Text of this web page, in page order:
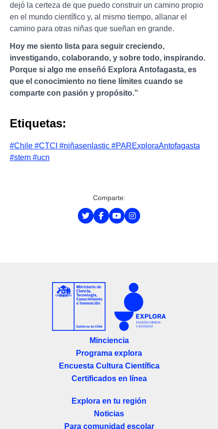
dejó la certeza de que puedo construir un camino propio
en el mundo científico y, al mismo tiempo, allanar el
camino para otras niñas que sueñan en grande.
Hoy me siento lista para seguir creciendo,
investigando, colaborando, y sobre todo, inspirando.
Porque si algo me enseñó Explora Antofagasta, es
que el conocimiento no tiene límites cuando se
comparte con pasión y propósito.”
Etiquetas:
#Chile #CTCI #niñasenlastic #PARExploraAntofagasta
#stem #ucn
Comparte:
Minciencia
Programa explora
Encuesta Cultura Científica
Certificados en línea
Explora en tu región
Noticias
Para comunidad escolar